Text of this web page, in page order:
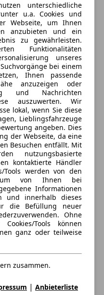
unterschiedliche
u.a. Cookies und
Webseite, um Ihnen
anzubieten und ein
zu gewährleisten.
Funktionalitäten
unseres
bei einem
Ihnen passende
anzuzeigen oder
und Nachrichten
auszuwerten. Wir
lokal, wenn Sie diese
Lieblingsfahrzeuge
angeben. Dies
der Webseite, da eine
Besuchen entfällt. Mit
nutzungsbasierte
kontaktierte Händler
Tools werden von den
um von Ihnen bei
Informationen
und innerhalb dieses
die Befüllung neuer
Ohne
Tools können
ganz oder teilweise
zusammen.
| Anbieterliste